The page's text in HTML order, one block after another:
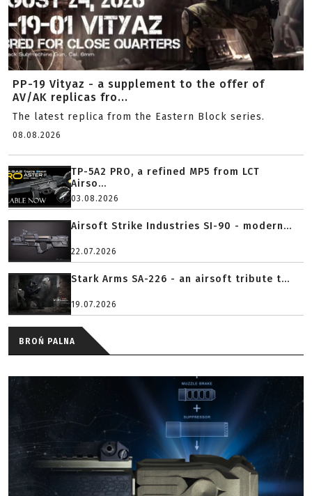
PP-19 Vityaz - a supplement to the offer of
AV/AK replicas fro...
The latest replica from the Eastern Block series.
08.08.2026
TP-5A2 PRO, a refined MP5 from LCT
Airso...
03.08.2026
Airsoft Strike Industries SI-90 - modern...
22.07.2026
Stark Arms SA-226 - an airsoft tribute t...
19.07.2026
BROŃ PALNA